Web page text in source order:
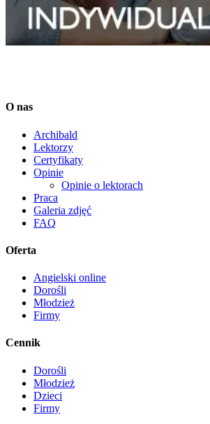
O nas
Archibald
Lektorzy
Certyfikaty
Opinie
Opinie o lektorach
Praca
Galeria zdjęć
FAQ
Oferta
Angielski online
Dorośli
Młodzież
Firmy
Cennik
Dorośli
Młodzież
Dzieci
Firmy